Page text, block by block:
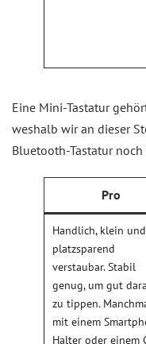
Eine Mini-Tastatur
weshalb wir an dieser
Bluetooth-Tastatur
Pro
Handlich, klein und
platzsparend
verstaubar. Stabil
genug, um gut
zu tippen.
mit einem
Halter oder einem